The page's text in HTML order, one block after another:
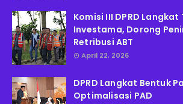
Komisi III DPRD
Investama, Dorong
Retribusi ABT
April 22, 2026
DPRD Langkat Bentuk
Optimalisasi PAD